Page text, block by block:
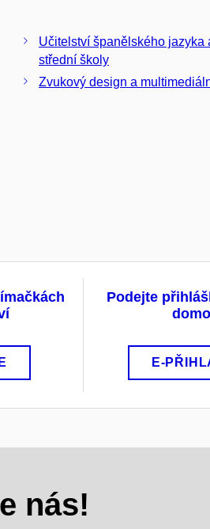
Učitelství španělského jazyka
střední školy
Zvukový design a
Podejte
E-
nás!